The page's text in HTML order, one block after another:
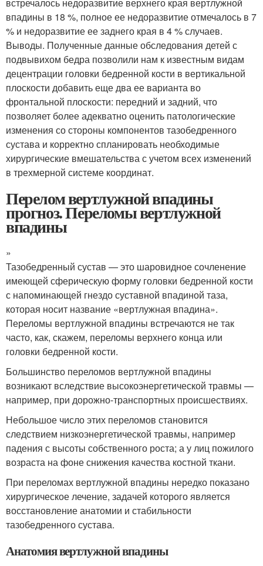
впадины в 18 %, полное ее недоразвитие отмечалось в 7
% и недоразвитие ее заднего края в 4 % случаев.
Выводы. Полученные данные обследования детей с
подвывихом бедра позволили нам к известным видам
децентрации головки бедренной кости в вертикальной
плоскости добавить еще два ее варианта во
фронтальной плоскости: передний и задний, что
позволяет более адекватно оценить патологические
изменения со стороны компонентов тазобедренного
сустава и корректно спланировать необходимые
хирургические вмешательства с учетом всех изменений
в трехмерной системе координат.
Перелом вертлужной впадины
прогноз. Переломы вертлужной
впадины
»
Тазобедренный сустав — это шаровидное сочленение
имеющей сферическую форму головки бедренной кости
с напоминающей гнездо суставной впадиной таза,
которая носит название «вертлужная впадина».
Переломы вертлужной впадины встречаются не так
часто, как, скажем, переломы верхнего конца или
головки бедренной кости.
Большинство переломов вертлужной впадины
возникают вследствие высокоэнергетической травмы —
например, при дорожно-транспортных происшествиях.
Небольшое число этих переломов становится
следствием низкоэнергетической травмы, например
падения с высоты собственного роста; а у лиц пожилого
возраста на фоне снижения качества костной ткани.
При переломах вертлужной впадины нередко показано
хирургическое лечение, задачей которого является
восстановление анатомии и стабильности
тазобедренного сустава.
Анатомия вертлужной впадины